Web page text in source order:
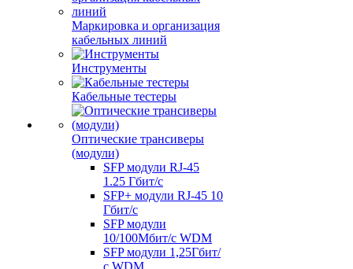
Маркировка и организация
кабельных линий
Инструменты
Кабельные тестеры
Оптические трансиверы
(модули)
SFP модули RJ-45
1.25 Гбит/c
SFP+ модули RJ-45 10
Гбит/c
SFP модули
10/100Мбит/с WDM
SFP модули 1,25Гбит/
с WDM